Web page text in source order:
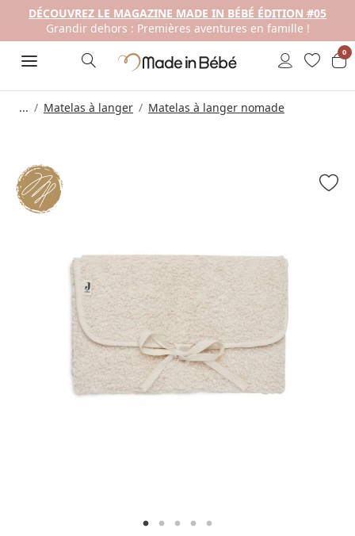
DÉCOUVREZ LE MAGAZINE MADE IN BÉBÉ ÉDITION #05
Grandir dehors : Premières aventures en famille !
0
... Matelas à langer Matelas à langer nomade